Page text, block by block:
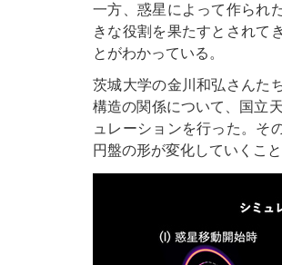
一方、惑星によって作られ
きな役割を果たすとされて
とがわかっている。
茨城大学の金川和弘さんた
構造の関係について、国立
ュレーションを行った。そ
円盤の形が変化していくこ